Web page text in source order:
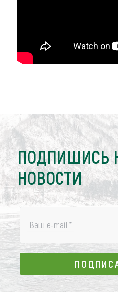
ПОДПИШИСЬ
НОВОСТИ
Ваш e-mail *